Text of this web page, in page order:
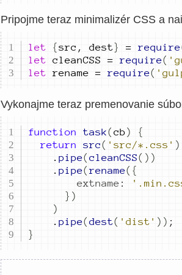
Pripojme teraz minimalizér CSS a
let {src , dest} = require
let cleanCSS = require(
let rename = require(
Vykonajme teraz premenovanie
function task( cb)
{
return
src( 'src/*.css' )
. pipe( cleanCSS())
. pipe( rename({
extname :
})
)
. pipe( dest( 'dist' )) ;
}